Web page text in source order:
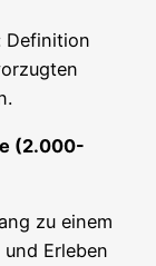
Defi­ni­ti­on
(2.000-
zu einem
Erle­ben